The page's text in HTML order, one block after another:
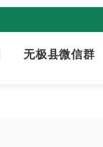
无极县微信群